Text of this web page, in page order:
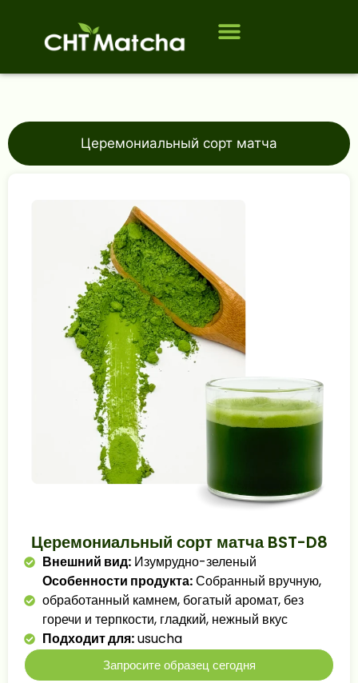
Церемониальный сорт матча
Церемониальный сорт матча BST-D8
Внешний вид:Изумрудно-зеленый
Особенности продукта:Собранный вручную,
обработанный камнем, богатый аромат, без
горечи и терпкости, гладкий, нежный вкус
Подходит для:usucha
Запросите образец сегодня